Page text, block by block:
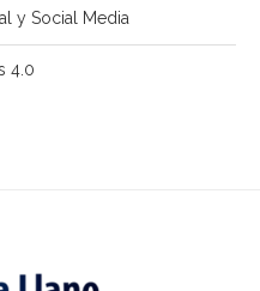
y Social Media
4.0